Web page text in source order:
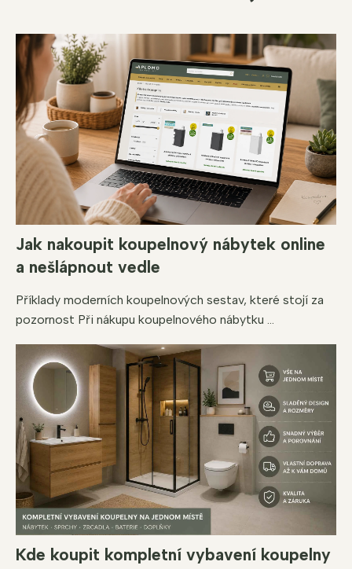
Jak nakoupit koupelnový nábytek online
a nešlápnout vedle
Příklady moderních koupelnových sestav, které stojí za
pozornost Při nákupu koupelnového nábytku ...
Kde koupit kompletní vybavení koupelny